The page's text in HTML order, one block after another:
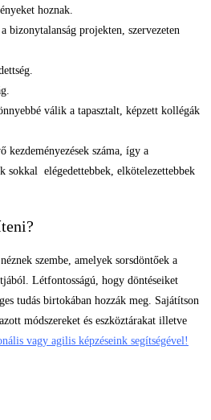
hoznak.
bizonytalanság projekten, szervezeten
válik a tapasztalt, képzett kollégák
száma, így a
sokkal elégedettebbek, elkötelezettebbek
szembe, amelyek sorsdöntőek a
Létfontosságú, hogy döntéseiket
tudás birtokában hozzák meg. Sajátítson
módszereket és eszköztárakat illetve
vagy agilis képzéseink segítségével!